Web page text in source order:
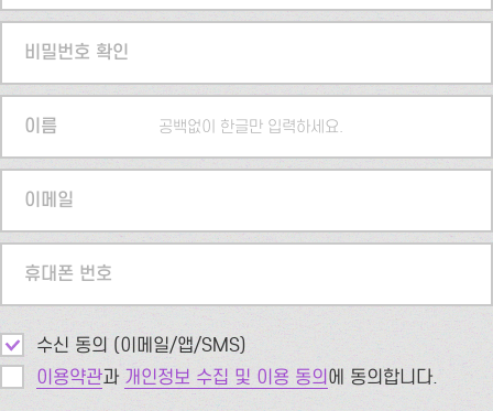
비밀번호 확인
이름 공백없이 한글만 입력하세요.
이메일
휴대폰 번호
수신 동의 (이메일/앱/SMS)
이용약관과 개인정보 수집 및 이용 동의에 동의합니다.